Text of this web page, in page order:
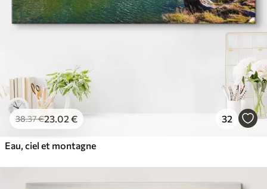
38.37€23.02 € 32
Eau, ciel et montagne